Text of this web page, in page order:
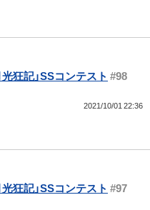
光狂記」SSコンテスト #98
2021/10/01 22:36
光狂記」SSコンテスト #97